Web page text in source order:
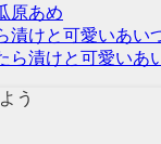
原あめ
漬けと可愛いあい
う